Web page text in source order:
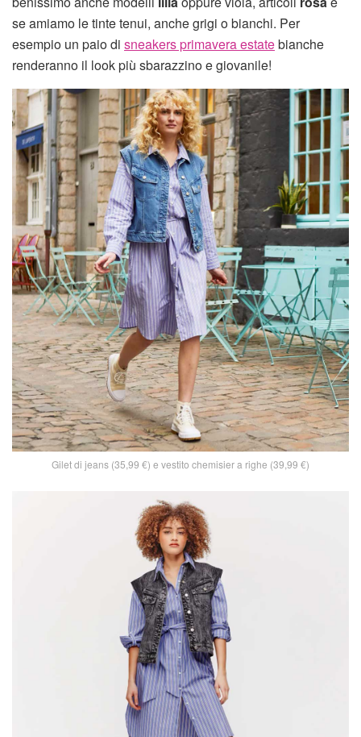
se amiamo le tinte tenui, anche grigi o bianchi. Per
esempio un paio di sneakers primavera estatebianche
renderanno il look più sbarazzino e giovanile!
Gilet di jeans (35,99 €) e vestito chemisier a righe (39,99 €)